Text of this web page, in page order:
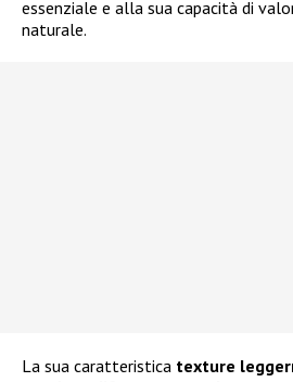
essenziale e alla sua capacità di
naturale.
La sua caratteristica texture